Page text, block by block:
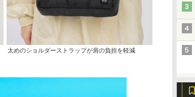
太めのショルダーストラップが肩の負担を軽減